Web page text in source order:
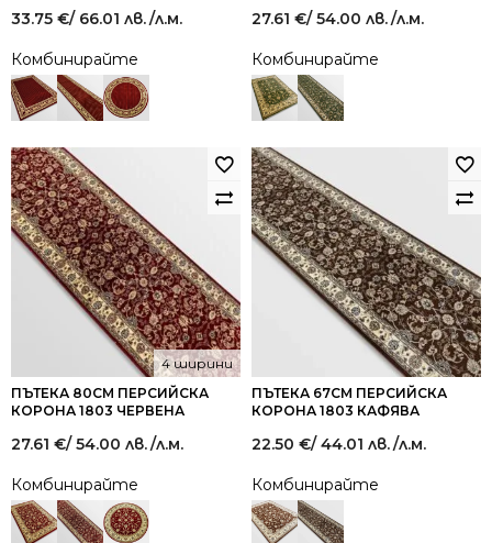
33.75 €/ 66.01 лв./л.м.
Комбинирайте
27.61 €/ 54.00 лв./л.м.
Комбинирайте
ПЪТЕКА 80СМ ПЕРСИЙСКА
КОРОНА 1803 ЧЕРВЕНА
4 ширини
27.61 €/ 54.00 лв./л.м.
Комбинирайте
ПЪТЕКА 67СМ ПЕРСИЙСКА
КОРОНА 1803 КАФЯВА
22.50 €/ 44.01 лв./л.м.
Комбинирайте